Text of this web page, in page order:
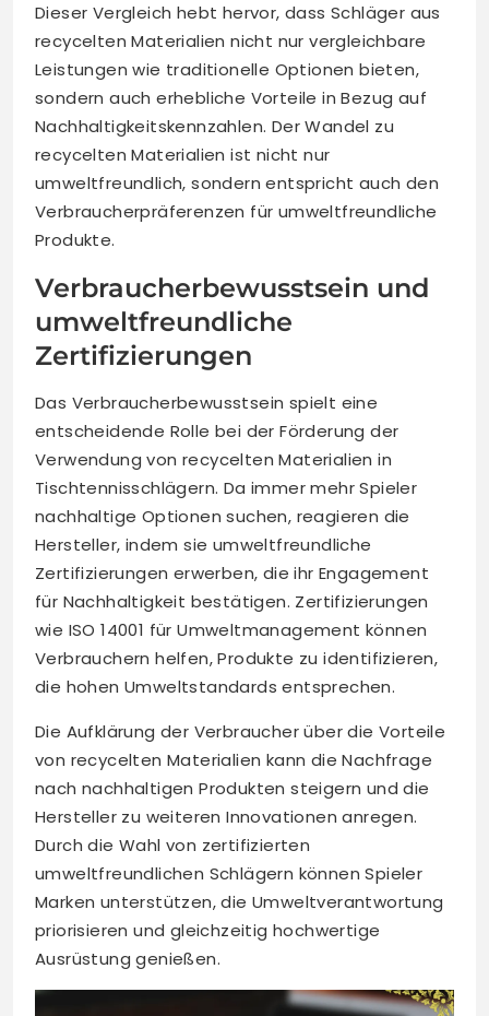
Dieser Vergleich hebt hervor, dass Schläger aus
recycelten Materialien nicht nur vergleichbare
Leistungen wie traditionelle Optionen bieten,
sondern auch erhebliche Vorteile in Bezug auf
Nachhaltigkeitskennzahlen. Der Wandel zu
recycelten Materialien ist nicht nur
umweltfreundlich, sondern entspricht auch den
Verbraucherpräferenzen für umweltfreundliche
Produkte.
Verbraucherbewusstsein und
umweltfreundliche
Zertifizierungen
Das Verbraucherbewusstsein spielt eine
entscheidende Rolle bei der Förderung der
Verwendung von recycelten Materialien in
Tischtennisschlägern. Da immer mehr Spieler
nachhaltige Optionen suchen, reagieren die
Hersteller, indem sie umweltfreundliche
Zertifizierungen erwerben, die ihr Engagement
für Nachhaltigkeit bestätigen. Zertifizierungen
wie ISO 14001 für Umweltmanagement können
Verbrauchern helfen, Produkte zu identifizieren,
die hohen Umweltstandards entsprechen.
Die Aufklärung der Verbraucher über die Vorteile
von recycelten Materialien kann die Nachfrage
nach nachhaltigen Produkten steigern und die
Hersteller zu weiteren Innovationen anregen.
Durch die Wahl von zertifizierten
umweltfreundlichen Schlägern können Spieler
Marken unterstützen, die Umweltverantwortung
priorisieren und gleichzeitig hochwertige
Ausrüstung genießen.